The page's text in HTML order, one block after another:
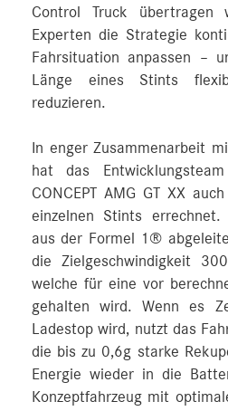
Control Truck übertragen
Experten die Strategie
Fahrsituation anpassen –
Länge eines Stints
reduzieren.
In enger Zusammenarbeit
hat das
CONCEPT AMG GT XX
einzelnen Stints
aus der Formel 1®
die Zielgeschwindigkeit
welche für eine vor
gehalten wird. Wenn es
Ladestop wird, nutzt das
die bis zu 0,6g starke
Energie wieder in die
Konzeptfahrzeug mit